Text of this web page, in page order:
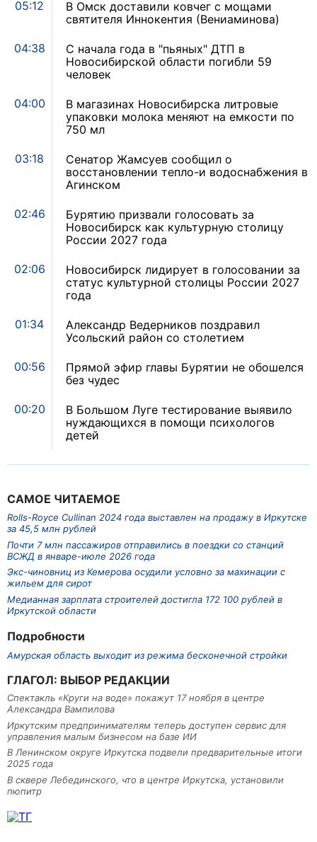
САМОЕ ЧИТАЕМОЕ
Rolls-Royce Cullinan 2024 года выставлен на продажу в Иркутске
за 45,5 млн рублей
Почти 7 млн пассажиров отправились в поездки со станций
ВСЖД в январе-июле 2026 года
Экс-чиновниц из Кемерова осудили условно за махинации с
жильем для сирот
Медианная зарплата строителей достигла 172 100 рублей в
Иркутской области
Подробности
Амурская область выходит из режима бесконечной стройки
ГЛАГОЛ: ВЫБОР РЕДАКЦИИ
Спектакль «Круги на воде» покажут 17 ноября в центре
Александра Вампилова
Иркутским предпринимателям теперь доступен сервис для
управления малым бизнесом на базе ИИ
В Ленинском округе Иркутска подвели предварительные итоги
2025 года
В сквере Лебединского, что в центре Иркутска, установили
пюпитр
05:12
В Омск доставили ковчег с мощами
святителя Иннокентия (Вениаминова)
04:38
С начала года в "пьяных" ДТП в
Новосибирской области погибли 59
человек
04:00
В магазинах Новосибирска литровые
упаковки молока меняют на емкости по
750 мл
03:18
Сенатор Жамсуев сообщил о
восстановлении тепло-и водоснабжения в
Агинском
02:46
Бурятию призвали голосовать за
Новосибирск как культурную столицу
России 2027 года
02:06
Новосибирск лидирует в голосовании за
статус культурной столицы России 2027
года
01:34
Александр Ведерников поздравил
Усольский район со столетием
00:56
Прямой эфир главы Бурятии не обошелся
без чудес
00:20
В Большом Луге тестирование выявило
нуждающихся в помощи психологов
детей